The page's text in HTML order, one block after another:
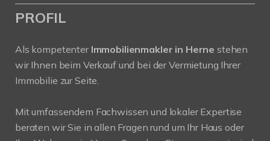
PROFIL
Als kompetenter Immobilienmakler in Herne stehen
wir Ihnen beim Verkauf und bei der Vermietung Ihrer
Immobilie zur Seite.
Mit umfassendem Fachwissen und lokaler Expertise
beraten wir Sie in allen Fragen rund um Ihr Haus oder